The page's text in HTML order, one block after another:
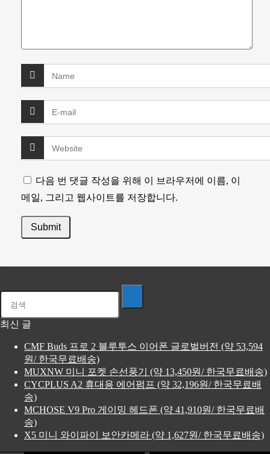
다음 번 댓글 작성을 위해 이 브라우저에 이름, 이
메일, 그리고 웹사이트를 저장합니다.
최신 글
CMF Buds 프로 2 블루투스 이어폰 글로벌버전 (약 53,594
원/ 한국무료배송)
MUXNW 미니 포켓 손선풍기 (약 13,450원/ 한국무료배송)
CYCPLUS A2 휴대용 에어펌프 (약 32,196원/ 한국무료배
송)
MCHOSE V9 Pro 게이밍 헤드폰 (약 41,910원/ 한국무료배
송)
X5 미니 와이파이 보안카메라 (약 1,627원/ 한국무료배송)